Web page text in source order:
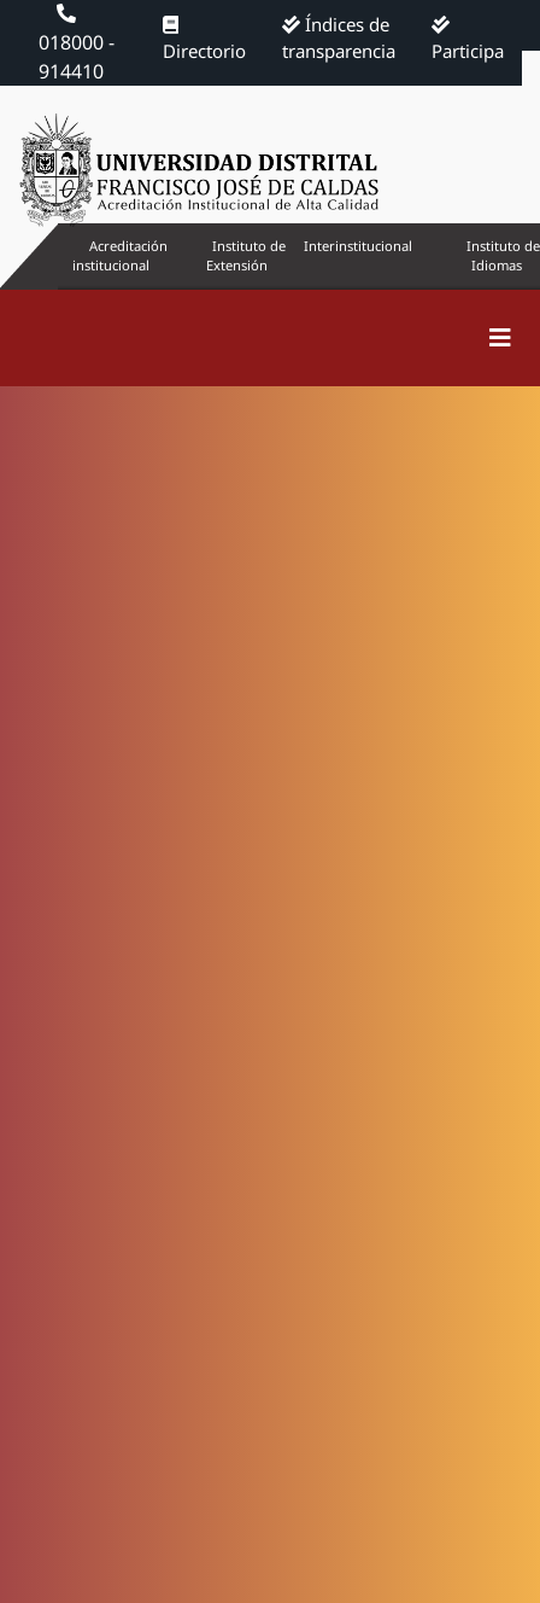
018000 -
914410
Directorio
Índices de
transparencia
Participa
Acreditación
institucional
Instituto de
Extensión
Interinstitucional
Instituto de
Idiomas